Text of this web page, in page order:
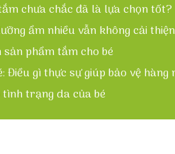
chưa chắc đã là lựa chọn tốt?
ẩm nhiều vẫn không cải
phẩm tắm cho bé
gì thực sự giúp bảo vệ hàng
trạng da của bé